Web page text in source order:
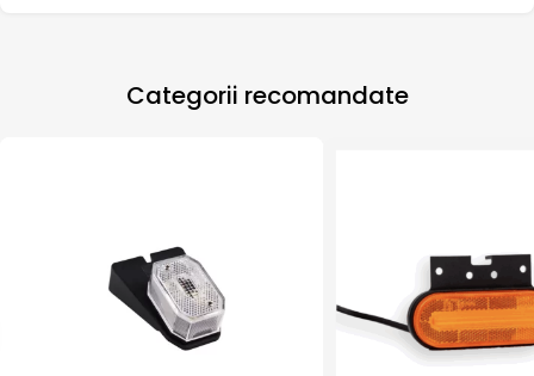
Categorii recomandate